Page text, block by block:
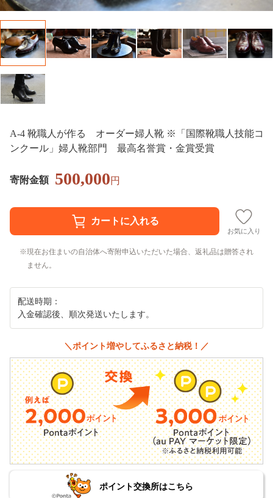
A-4 靴職人が作る オーダー婦人靴 ※「国際靴職人技能コ
ンクール」婦人靴部門 最高名誉賞・金賞受賞
寄附金額 500,000円
お気に入り
現在お住まいの自治体へ寄附申込いただいた場合、返礼品は贈答され
ません。
配送時期：
入金確認後、順次発送いたします。
＼ポイント増やしてふるさと納税！／
ポイント交換所はこちら